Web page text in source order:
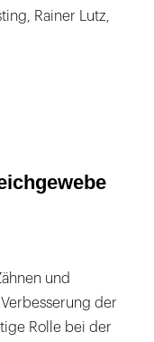
Rainer Lutz,
und
der
Rolle bei der